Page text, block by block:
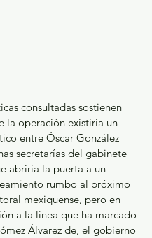
consultadas sostienen
la operación existiría un
entre Óscar González
secretarías del gabinete
abriría la puerta a un
rumbo al próximo
mexiquense, pero en
a la línea que ha marcado
Álvarez de, el gobierno